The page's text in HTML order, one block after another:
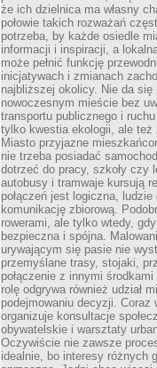
że ich dzielnica ma własny
połowie takich rozważań
potrzeba, by każde osiedle
informacji i inspiracji, a
może pełnić funkcję
inicjatywach i zmianach
najbliższej okolicy. Nie da się
nowoczesnym mieście bez
transportu publicznego i
tylko kwestia ekologii, ale też
Miasto przyjazne
nie trzeba posiadać
dotrzeć do pracy, szkoły czy
autobusy i tramwaje kursują
połączeń jest logiczna,
komunikację zbiorową.
rowerami, ale tylko wtedy,
bezpieczna i spójna.
urywającym się pasie nie
przemyślane trasy, stojaki,
połączenie z innymi
rolę odgrywa również udział
podejmowaniu decyzji. Coraz
organizuje konsultacje
obywatelskie i warsztaty
Oczywiście nie zawsze
idealnie, bo interesy różnych